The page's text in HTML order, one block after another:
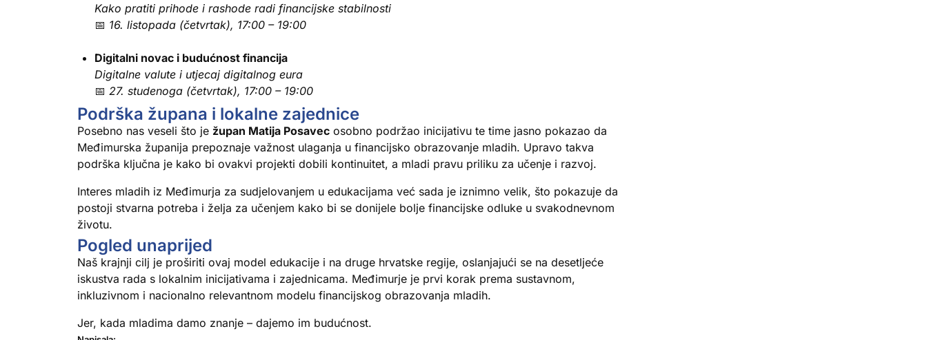
Kako pratiti prihode i rashode radi financijske stabilnosti
📅 16. listopada (četvrtak), 17:00 – 19:00
Digitalni novac i budućnost financija
Digitalne valute i utjecaj digitalnog eura
📅 27. studenoga (četvrtak), 17:00 – 19:00
Podrška župana i lokalne zajednice
Posebno nas veseli što je župan Matija Posavec osobno podržao inicijativu te time jasno pokazao da
Međimurska županija prepoznaje važnost ulaganja u financijsko obrazovanje mladih. Upravo takva
podrška ključna je kako bi ovakvi projekti dobili kontinuitet, a mladi pravu priliku za učenje i razvoj.
Interes mladih iz Međimurja za sudjelovanjem u edukacijama već sada je iznimno velik, što pokazuje da
postoji stvarna potreba i želja za učenjem kako bi se donijele bolje financijske odluke u svakodnevnom
životu.
Pogled unaprijed
Naš krajnji cilj je proširiti ovaj model edukacije i na druge hrvatske regije, oslanjajući se na desetljeće
iskustva rada s lokalnim inicijativama i zajednicama. Međimurje je prvi korak prema sustavnom,
inkluzivnom i nacionalno relevantnom modelu financijskog obrazovanja mladih.
Jer, kada mladima damo znanje – dajemo im budućnost.